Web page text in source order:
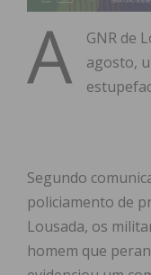
A
GNR de
agosto,
Segundo
policiamento de
Lousada, os
homem que